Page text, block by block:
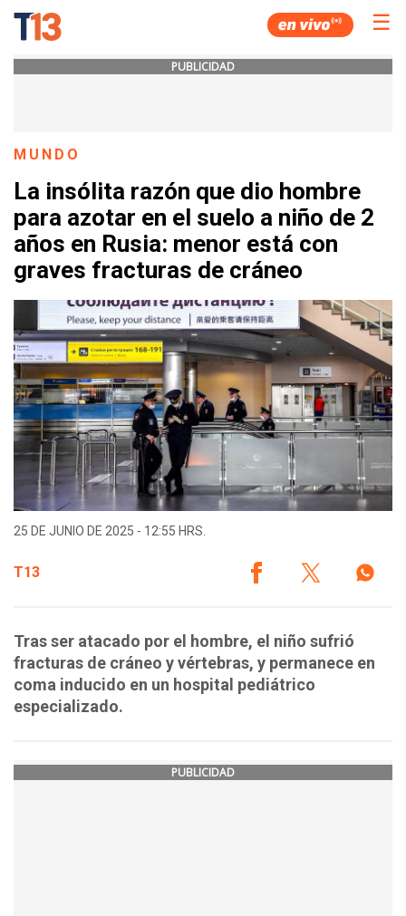
☰
PUBLICIDAD
MUNDO
La insólita razón que dio hombre
para azotar en el suelo a niño de 2
años en Rusia: menor está con
graves fracturas de cráneo
25 DE JUNIO DE 2025 - 12:55 HRS.
T13
Tras ser atacado por el hombre, el niño sufrió
fracturas de cráneo y vértebras, y permanece en
coma inducido en un hospital pediátrico
especializado.
PUBLICIDAD